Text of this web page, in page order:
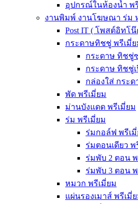
อุปกรณ์ในห้องน้ำ พ
งานพิมพ์ งานโฆษณา ร่ม
Post IT ( โพสต์อิทโ
กระดาษทิชชู่ พรีเมี่ย
กระดาษ ทิชชู่
กระดาษ ทิชชู่
กล่องใส่ กระ
พัด พรีเมี่ยม
ม่านบังแดด พรีเมี่ยม
ร่ม พรีเมี่ยม
ร่มกอล์ฟ พรีเมี่
ร่มตอนเดียว พ
ร่มพับ 2 ตอน พ
ร่มพับ 3 ตอน พ
หมวก พรีเมี่ยม
แผ่นรองเมาส์ พรีเมี่